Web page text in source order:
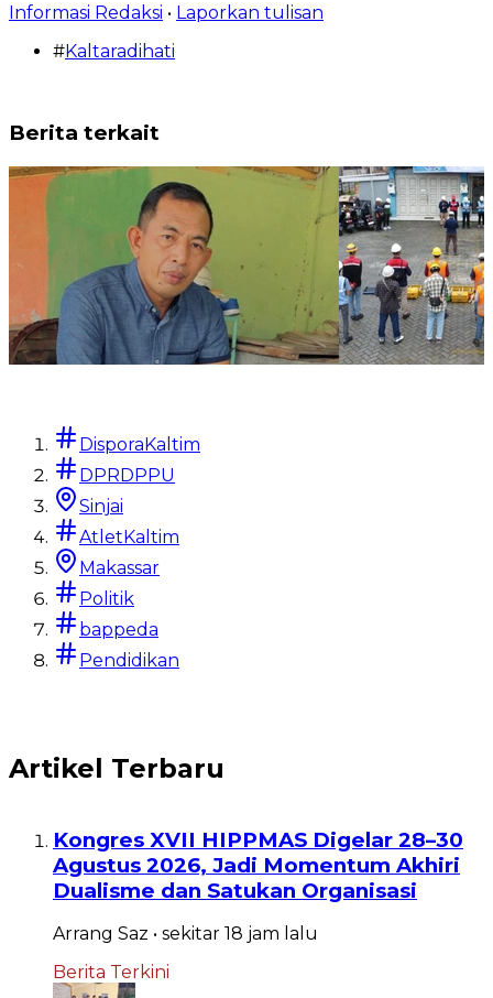
Informasi Redaksi • Laporkan tulisan
#Kaltaradihati
Berita terkait
HJS ke-460, DPW Himas
Kaltara Ingatkan Kejayaan
Masa Lalu
Tim Lapangan
lalu
Baca
DisporaKaltim
DPRDPPU
Sinjai
AtletKaltim
Makassar
Politik
bappeda
Pendidikan
Artikel Terbaru
Kongres XVII HIPPMAS Digelar 28–30
Agustus 2026, Jadi Momentum Akhiri
Dualisme dan Satukan Organisasi
Arrang Saz • sekitar 18 jam lalu
Berita Terkini